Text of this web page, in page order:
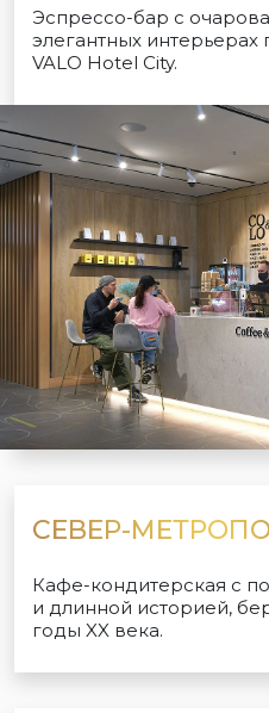
Эспрессо-бар с
элегантных
VALO Hotel City.
СЕВЕР-
Кафе-кондитерская с
и длинной историей,
годы XX века.